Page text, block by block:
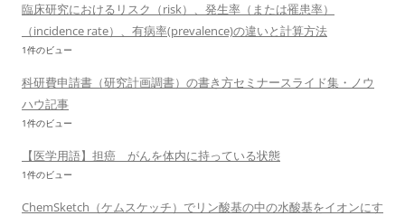
臨床研究におけるリスク（risk）、発生率（または罹患率）
（incidence rate）、有病率(prevalence)の違いと計算方法
1件のビュー
科研費申請書（研究計画調書）の書き方セミナースライド集・ノウ
ハウ記事
1件のビュー
【医学用語】担癌 がんを体内に持っている状態
1件のビュー
ChemSketch（ケムスケッチ）でリン酸基の中の水酸基をイオンにす